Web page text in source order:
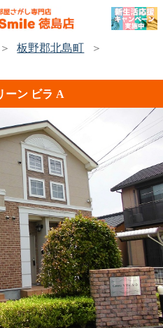
板野郡北島町
ーン ビラ A